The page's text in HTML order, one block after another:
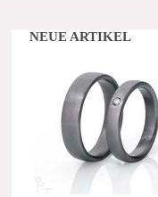
NEUE ARTIKEL